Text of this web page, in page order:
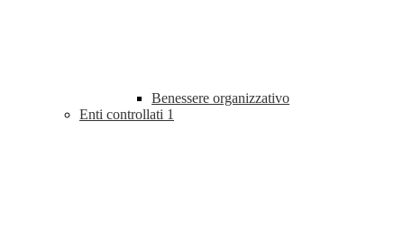
Benessere organizzativo
Enti controllati 1